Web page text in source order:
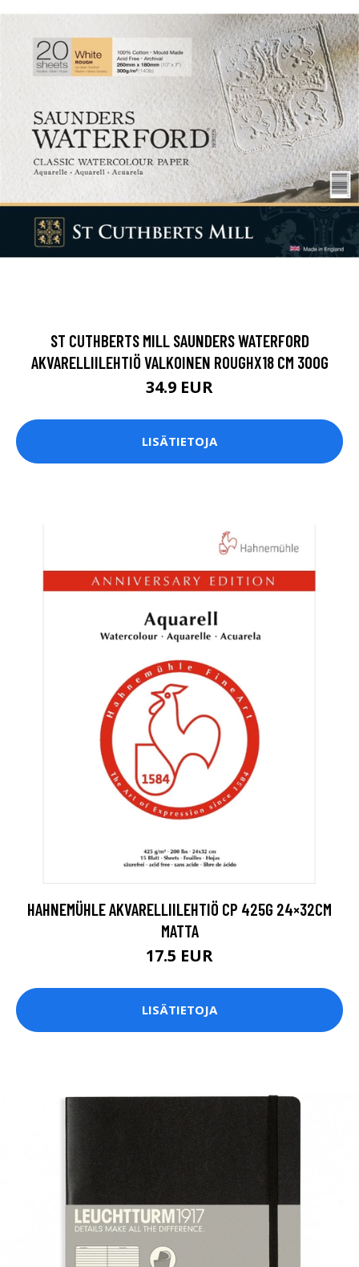
ST CUTHBERTS MILL SAUNDERS WATERFORD
AKVARELLIILEHTIÖ VALKOINEN ROUGHX18 CM 300G
34.9 EUR
LISÄTIETOJA
HAHNEMÜHLE AKVARELLIILEHTIÖ CP 425G 24×32CM
MATTA
17.5 EUR
LISÄTIETOJA